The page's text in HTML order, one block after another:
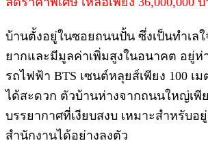
บ้านตั้งอยู่ในซอยถนนปั้น ซึ่งเป็นทำเลใ
ยากและมีมูลค่าเพิ่มสูงในอนาคต อยู่ห่
รถไฟฟ้า BTS เซนต์หลุยส์เพียง 100 เ
ได้สะดวก ตัวบ้านห่างจากถนนใหญ่เพีย
บรรยากาศที่เงียบสงบ เหมาะสำหรับอ
สำนักงานได้อย่างลงตัว